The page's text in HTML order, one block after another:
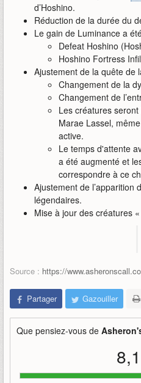
d’Hoshino.
Réduction de la durée du
Le gain de Luminance a
Defeat Hoshino
Hoshino Fortress
Ajustement de la quête de
Changement de la
Changement de
Les créatures
Marae Lassel,
active.
Le temps d'attente
a été augmenté et
correspondre à ce
Ajustement de l’apparition
légendaires.
Mise à jour des créatures
Source : https://
Partager Gazouiller
Que pensiez-vous de
8,1